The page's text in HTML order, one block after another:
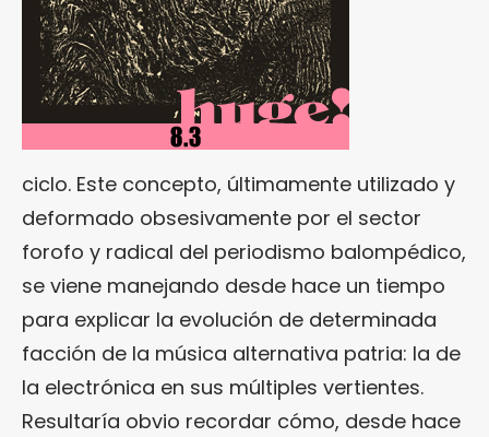
ciclo. Este concepto, últimamente utilizado y
deformado obsesivamente por el sector
forofo y radical del periodismo balompédico,
se viene manejando desde hace un tiempo
para explicar la evolución de determinada
facción de la música alternativa patria: la de
la electrónica en sus múltiples vertientes.
Resultaría obvio recordar cómo, desde hace